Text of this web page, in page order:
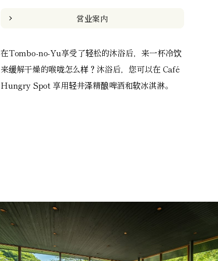
営业案内
在Tombo-no-Yu享受了轻松的沐浴后，来一杯冷饮
来缓解干燥的喉咙怎么样？沐浴后，您可以在 Café
Hungry Spot 享用轻井泽精酿啤酒和软冰淇淋。